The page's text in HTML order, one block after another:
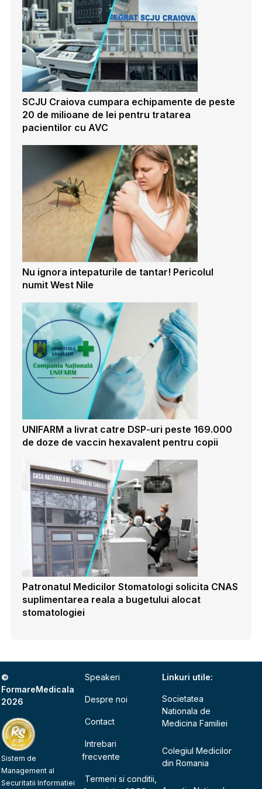
SCJU Craiova cumpara echipamente de peste
20 de milioane de lei pentru tratarea
pacientilor cu AVC
Nu ignora intepaturile de tantar! Pericolul
numit West Nile
UNIFARM a livrat catre DSP-uri peste 169.000
de doze de vaccin hexavalent pentru copii
Patronatul Medicilor Stomatologi solicita CNAS
suplimentarea reala a bugetului alocat
stomatologiei
©
FormareMedicala
2026
Sistem de
Management al
Securitatii Informatiei
Speakeri
Despre noi
Contact
Intrebari
frecvente
Termeni si conditii,
Linkuri utile:
Societatea
Nationala de
Medicina Familiei
Colegiul Medicilor
din Romania